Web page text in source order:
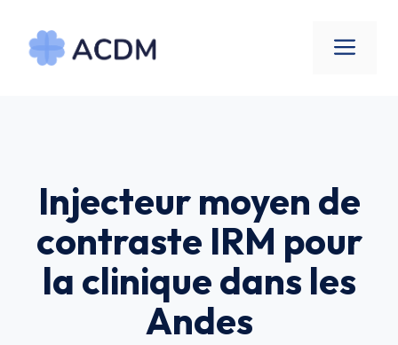
contenu
Injecteur moyen de
contraste IRM pour
la clinique dans les
Andes